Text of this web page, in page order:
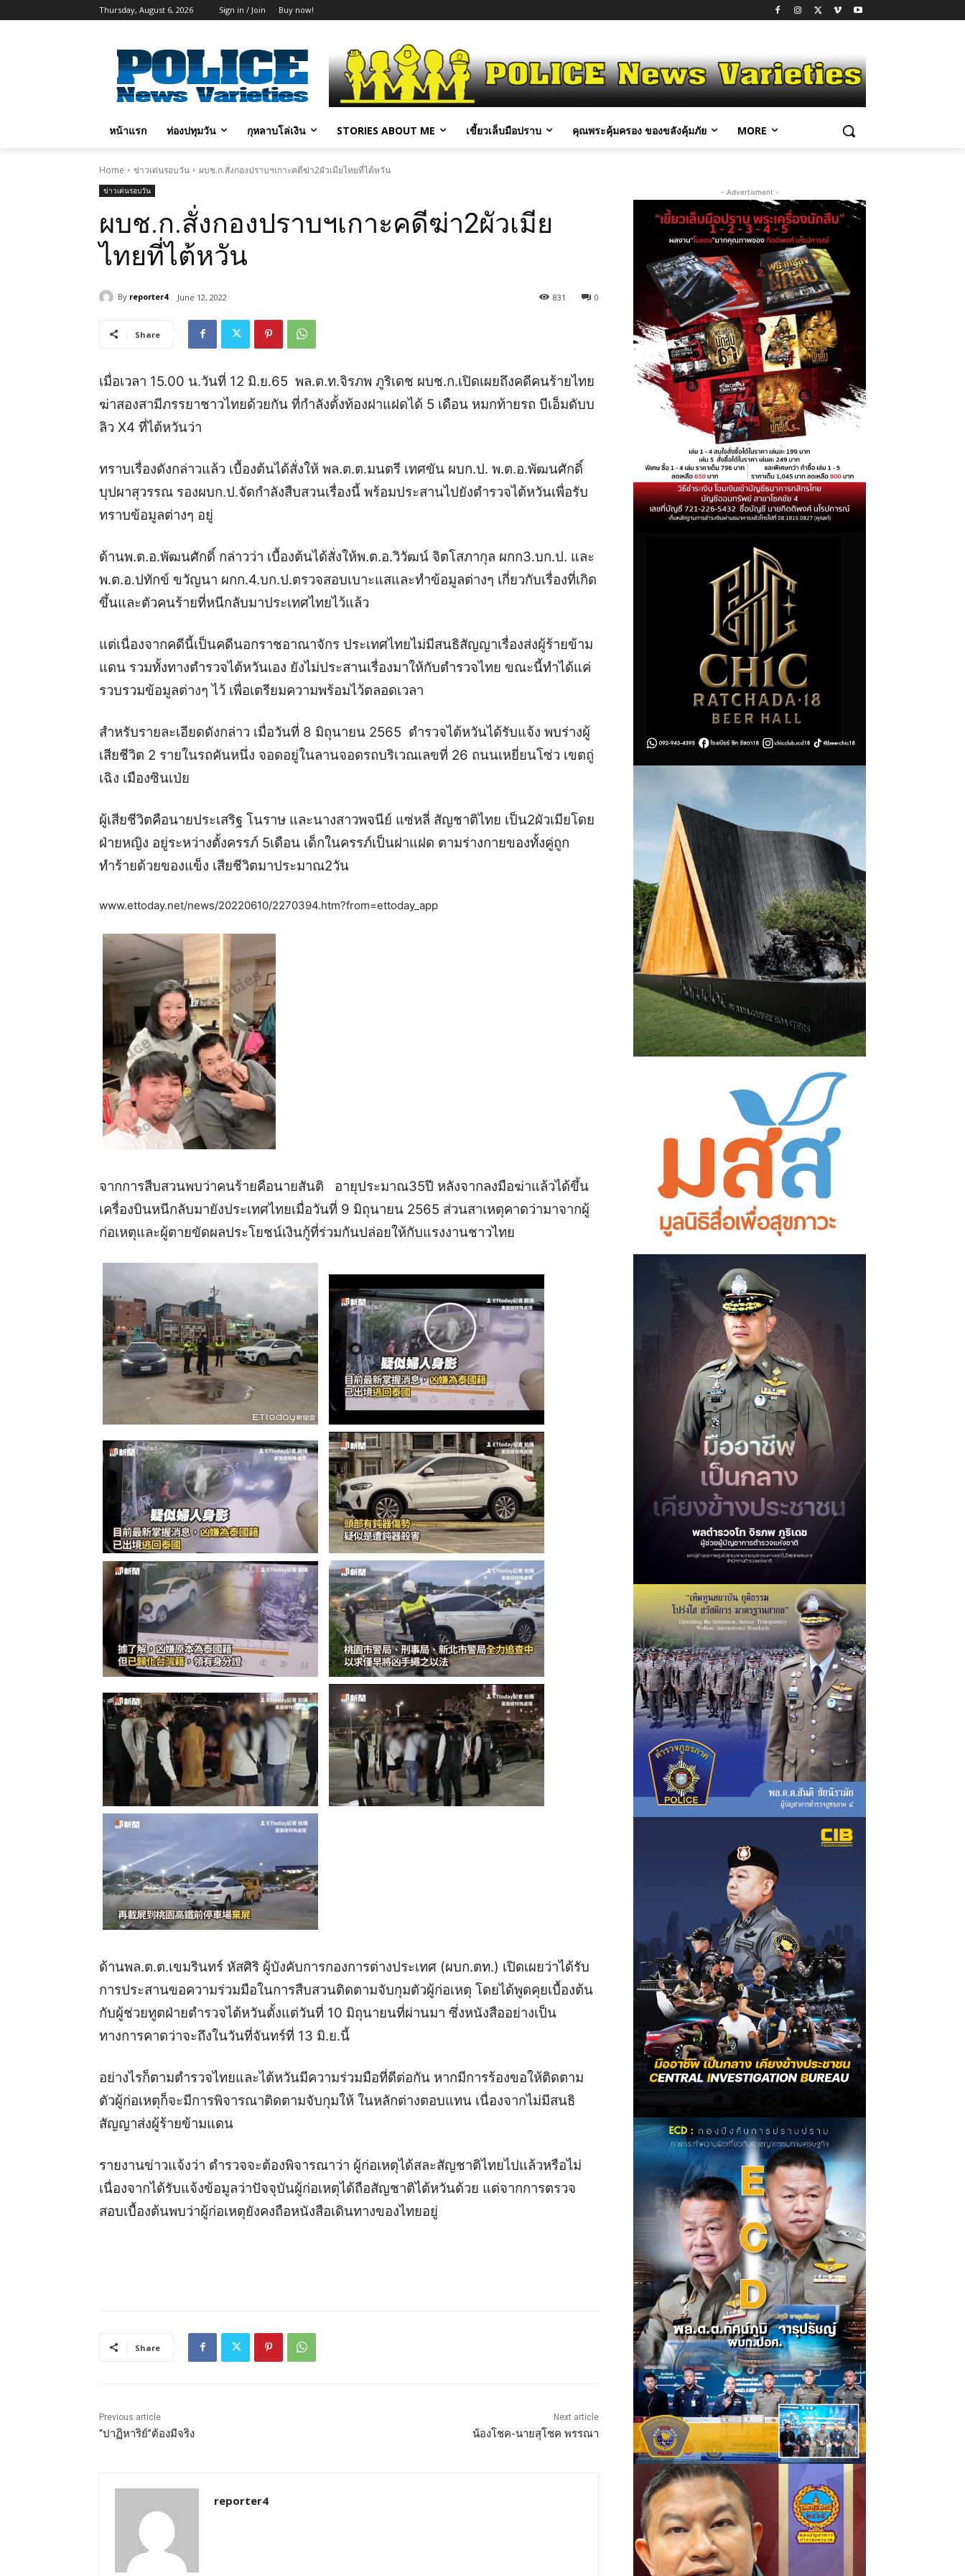
Thursday, August 6, 2026 Sign in / Join Buy now!
หน้าแรก ท่องปทุมวัน กุหลาบโล่เงิน STORIES ABOUT ME เขี้ยวเล็บมือปราบ คุณพระคุ้มครอง ของขลังคุ้มภัย MORE
Home ข่าวเด่นรอบวัน ผบช.ก.สั่งกองปราบฯเกาะคดีฆ่า2ผัวเมียไทยที่ไต้หวัน
ข่าวเด่นรอบวัน
ผบช.ก.สั่งกองปราบฯเกาะคดีฆ่า2ผัวเมีย
ไทยที่ไต้หวัน
By reporter4 June 12, 2022 0
831
Share
เมื่อเวลา 15.00 น.วันที่ 12 มิ.ย.65 พล.ต.ท.จิรภพ ภูริเดช ผบช.ก.เปิดเผยถึงคดีคนร้ายไทย
ฆ่าสองสามีภรรยาชาวไทยด้วยกัน ที่กำลังตั้งท้องฝาแฝดได้ 5 เดือน หมกท้ายรถ บีเอ็มดับบ
ลิว X4 ที่ไต้หวันว่า
ทราบเรื่องดังกล่าวแล้ว เบื้องต้นได้สั่งให้ พล.ต.ต.มนตรี เทศขัน ผบก.ป. พ.ต.อ.พัฒนศักดิ์
บุปผาสุวรรณ รองผบก.ป.จัดกำลังสืบสวนเรื่องนี้ พร้อมประสานไปยังตำรวจไต้หวันเพื่อรับ
ทราบข้อมูลต่างๆ อยู่
ด้านพ.ต.อ.พัฒนศักดิ์ กล่าวว่า เบื้องต้นได้สั่งให้พ.ต.อ.วิวัฒน์ จิตโสภากุล ผกก3.บก.ป. และ
พ.ต.อ.ปทักข์ ขวัญนา ผกก.4.บก.ป.ตรวจสอบเบาะแสและทำข้อมูลต่างๆ เกี่ยวกับเรื่องที่เกิด
ขึ้นและตัวคนร้ายที่หนีกลับมาประเทศไทยไว้แล้ว
แต่เนื่องจากคดีนี้เป็นคดีนอกราชอาณาจักร ประเทศไทยไม่มีสนธิสัญญาเรื่องส่งผู้ร้ายข้าม
แดน รวมทั้งทางตำรวจไต้หวันเอง ยังไม่ประสานเรื่องมาให้กับตำรวจไทย ขณะนี้ทำได้แค่
รวบรวมข้อมูลต่างๆ ไว้ เพื่อเตรียมความพร้อมไว้ตลอดเวลา
สำหรับรายละเอียดดังกล่าว เมื่อวันที่ 8 มิถุนายน 2565 ตำรวจไต้หวันได้รับแจ้ง พบร่างผู้
เสียชีวิต 2 รายในรถคันหนึ่ง จอดอยู่ในลานจอดรถบริเวณเลขที่ 26 ถนนเหยี่ยนโซ่ว เขตถู่
เฉิง เมืองซินเป่ย
ผู้เสียชีวิตคือนายประเสริฐ โนราษ และนางสาวพจนีย์ แซ่หลี่ สัญชาติไทย เป็น2ผัวเมียโดย
ฝ่ายหญิง อยู่ระหว่างตั้งครรภ์ 5เดือน เด็กในครรภ์เป็นฝาแฝด ตามร่างกายของทั้งคู่ถูก
ทำร้ายด้วยของแข็ง เสียชีวิตมาประมาณ2วัน
www.ettoday.net/news/20220610/2270394.htm?from=ettoday_app
จากการสืบสวนพบว่าคนร้ายคือนายสันติ อายุประมาณ35ปี หลังจากลงมือฆ่าแล้วได้ขึ้น
เครื่องบินหนีกลับมายังประเทศไทยเมื่อวันที่ 9 มิถุนายน 2565 ส่วนสาเหตุคาดว่ามาจากผู้
ก่อเหตุและผู้ตายขัดผลประโยชน์เงินกู้ที่ร่วมกันปล่อยให้กับแรงงานชาวไทย
ด้านพล.ต.ต.เขมรินทร์ หัสศิริ ผู้บังคับการกองการต่างประเทศ (ผบก.ตท.)​ เปิดเผยว่าได้รับ
การประสานขอความร่วมมือในการสืบสวนติดตามจับกุมตัวผู้ก่อเหตุ โดยได้พูดคุยเบื้องต้น
กับผู้ช่วยทูตฝ่ายตำรวจไต้หวันตั้งแต่วันที่ 10 มิถุนายนที่ผ่านมา ซึ่งหนังสืออย่างเป็น
ทางการคาดว่าจะถึงในวันที่จันทร์ที่ 13 มิ.ย.นี้
อย่างไรก็ตามตำรวจไทยและไต้หวันมีความร่วมมือที่ดีต่อกัน หากมีการร้องขอให้ติดตาม
ตัวผู้ก่อเหตุก็จะมีการพิจารณาติดตามจับกุมให้ ในหลักต่างตอบแทน เนื่องจากไม่มีสนธิ
สัญญาส่งผู้ร้ายข้ามแดน
รายงานข่าวแจ้งว่า ตำรวจจะต้องพิจารณาว่า ผู้ก่อเหตุได้สละสัญชาติไทยไปแล้วหรือไม่
เนื่องจากได้รับแจ้งข้อมูลว่าปัจจุบันผู้ก่อเหตุได้ถือสัญชาติไต้หวันด้วย แต่จากการตรวจ
สอบเบื้องต้นพบว่าผู้ก่อเหตุยังคงถือหนังสือเดินทางของไทยอยู่
Share
Previous article
“ปาฏิหาริย์”ต้องมีจริง
Next article
น้องโชค-นายสุโชค พรรณา
reporter4
- Advertisment -